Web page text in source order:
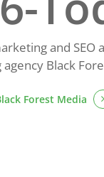
and SEO
Black
Forest Media